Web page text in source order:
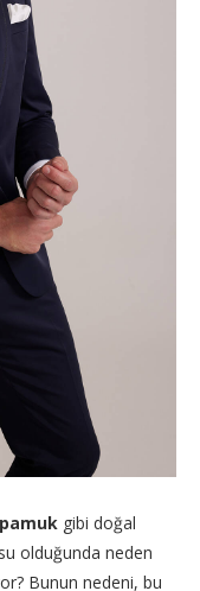
pamuk gibi doğal
olduğunda neden
Bunun nedeni, bu